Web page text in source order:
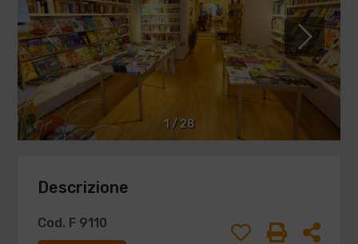
1/ 28
Descrizione
Cod. F 9110